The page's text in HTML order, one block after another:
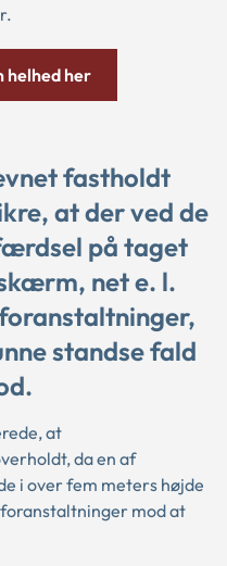
helhed her
fastholdt
at der ved de
på taget
net e. l.
standse fald
at
da en af
i over fem meters højde
mod at